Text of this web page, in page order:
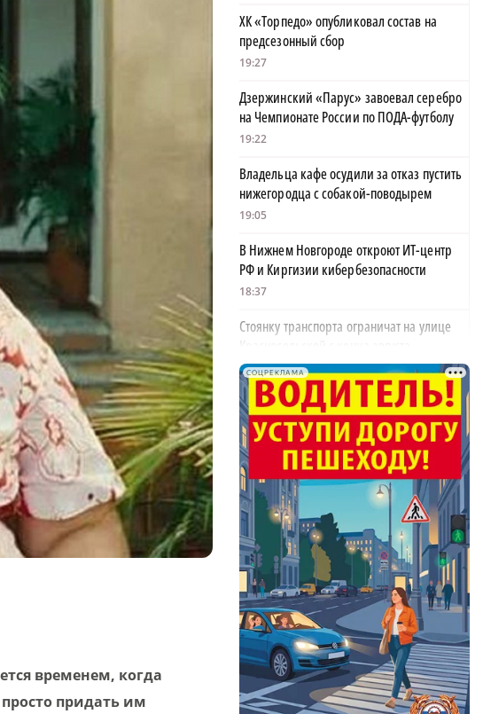
временем, когда
придать им
ХК «Торпедо» опубликовал состав на
предсезонный сбор
19:27
Дзержинский «Парус» завоевал серебро
на Чемпионате России по ПОДА-футболу
19:22
Владельца кафе осудили за отказ пустить
нижегородца с собакой-поводырем
19:05
В Нижнем Новгороде откроют ИТ-центр
РФ и Киргизии кибербезопасности
18:37
Стоянку транспорта ограничат на улице
Красносельской с конца августа
18:37
Волонтеры обнаружили заброшенный
дом, в котором живет около 20 собак и
щенков
18:02
В Нижегородской области наградили
более 40 организаций к Дню строителя
17:57
Садыр Жапаров и Глеб Никитин провели
рабочую встречу в Киргизии
17:38
СОЦРЕКЛАМА